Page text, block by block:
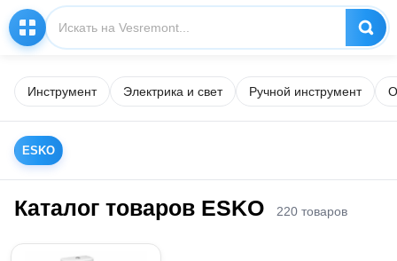
Инструмент Электрика и свет Ручной инструмент
ESKO
Каталог товаров ESKO 220 товаров